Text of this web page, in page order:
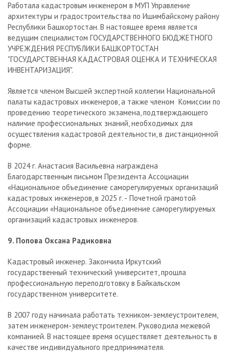
Работала кадастровым инженером в МУП Управление
архитектуры и градостроительства по Ишимбайскому району
Республики Башкортостан. В настоящее время является
ведущим специалистом ГОСУДАРСТВЕННОГО БЮДЖЕТНОГО
УЧРЕЖДЕНИЯ РЕСПУБЛИКИ БАШКОРТОСТАН
"ГОСУДАРСТВЕННАЯ КАДАСТРОВАЯ ОЦЕНКА И ТЕХНИЧЕСКАЯ
ИНВЕНТАРИЗАЦИЯ".
Является членом Высшей экспертной коллегии Национальной
палаты кадастровых инженеров, а также членом Комиссии по
проведению теоретического экзамена, подтверждающего
наличие профессиональных знаний, необходимых для
осуществления кадастровой деятельности, в дистанционной
форме.
В 2024 г. Анастасия Васильевна награждена
Благодарственным письмом Президента Ассоциации
«Национальное объединение саморегулируемых организаций
кадастровых инженеров, в 2025 г. - Почетной грамотой
Ассоциации «Национальное объединение саморегулируемых
организаций кадастровых инженеров.
9. Попова Оксана Радиковна
Кадастровый инженер. Закончила Иркутский
государственный технический университет, прошла
профессиональную переподготовку в Байкальском
государственном университете.
В 2007 году начинала работать техником-землеустроителем,
затем инженером-землеустроителем. Руководила межевой
компанией. В настоящее время осуществляет деятельность в
качестве индивидуального предпринимателя.